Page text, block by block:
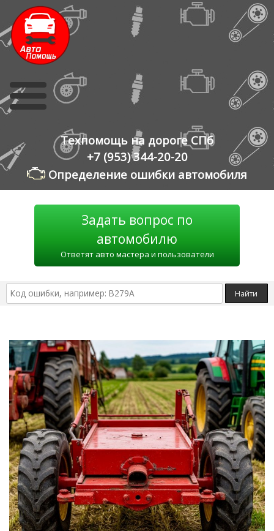
content
Техпомощь на дороге СПб
+7 (953) 344-20-20
Определение ошибки автомобиля
Задать вопрос по
автомобилю
Ответят авто мастера и пользователи